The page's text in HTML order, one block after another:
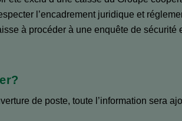
l’encadrement juridique et
à procéder à une enquête de sécurité
de poste, toute l’information sera